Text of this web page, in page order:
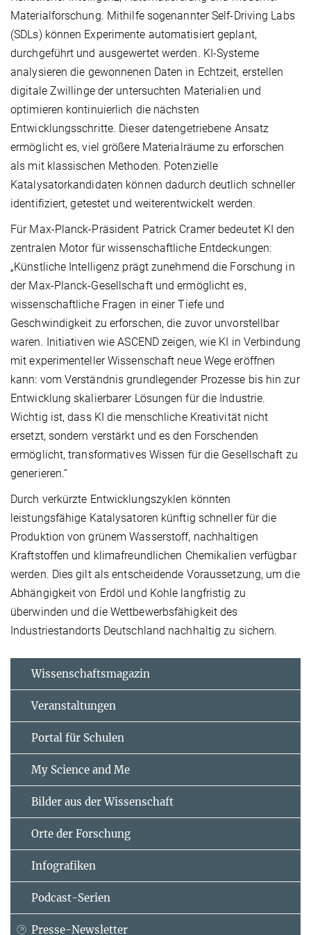
Materialforschung. Mithilfe sogenannter Self-Driving Labs
(SDLs) können Experimente automatisiert geplant,
durchgeführt und ausgewertet werden. KI-Systeme
analysieren die gewonnenen Daten in Echtzeit, erstellen
digitale Zwillinge der untersuchten Materialien und
optimieren kontinuierlich die nächsten
Entwicklungsschritte. Dieser datengetriebene Ansatz
ermöglicht es, viel größere Materialräume zu erforschen
als mit klassischen Methoden. Potenzielle
Katalysatorkandidaten können dadurch deutlich schneller
identifiziert, getestet und weiterentwickelt werden.
Für Max-Planck-Präsident Patrick Cramer bedeutet KI den
zentralen Motor für wissenschaftliche Entdeckungen:
„Künstliche Intelligenz prägt zunehmend die Forschung in
der Max-Planck-Gesellschaft und ermöglicht es,
wissenschaftliche Fragen in einer Tiefe und
Geschwindigkeit zu erforschen, die zuvor unvorstellbar
waren. Initiativen wie ASCEND zeigen, wie KI in Verbindung
mit experimenteller Wissenschaft neue Wege eröffnen
kann: vom Verständnis grundlegender Prozesse bis hin zur
Entwicklung skalierbarer Lösungen für die Industrie.
Wichtig ist, dass KI die menschliche Kreativität nicht
ersetzt, sondern verstärkt und es den Forschenden
ermöglicht, transformatives Wissen für die Gesellschaft zu
generieren.“
Durch verkürzte Entwicklungszyklen könnten
leistungsfähige Katalysatoren künftig schneller für die
Produktion von grünem Wasserstoff, nachhaltigen
Kraftstoffen und klimafreundlichen Chemikalien verfügbar
werden. Dies gilt als entscheidende Voraussetzung, um die
Abhängigkeit von Erdöl und Kohle langfristig zu
überwinden und die Wettbewerbsfähigkeit des
Industriestandorts Deutschland nachhaltig zu sichern.
Wissenschaftsmagazin
Veranstaltungen
Portal für Schulen
My Science and Me
Bilder aus der Wissenschaft
Orte der Forschung
Infografiken
Podcast-Serien
Presse-Newsletter